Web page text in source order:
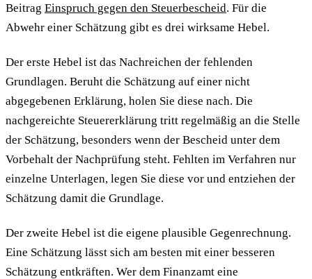
Beitrag Einspruch gegen den Steuerbescheid. Für die
Abwehr einer Schätzung gibt es drei wirksame Hebel.
Der erste Hebel ist das Nachreichen der fehlenden
Grundlagen. Beruht die Schätzung auf einer nicht
abgegebenen Erklärung, holen Sie diese nach. Die
nachgereichte Steuererklärung tritt regelmäßig an die Stelle
der Schätzung, besonders wenn der Bescheid unter dem
Vorbehalt der Nachprüfung steht. Fehlten im Verfahren nur
einzelne Unterlagen, legen Sie diese vor und entziehen der
Schätzung damit die Grundlage.
Der zweite Hebel ist die eigene plausible Gegenrechnung.
Eine Schätzung lässt sich am besten mit einer besseren
Schätzung entkräften. Wer dem Finanzamt eine